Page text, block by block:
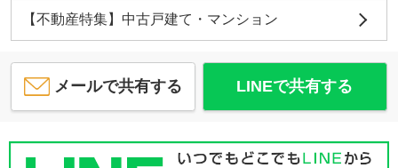
【不動産特集】中古戸建て・マンション
メールで共有する LINEで共有する